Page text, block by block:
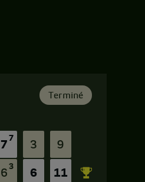
Terminé
7
7
3 9
6
3
6 11